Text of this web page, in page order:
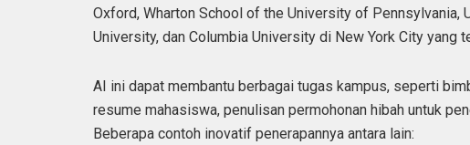
Oxford, Wharton School of the University of Pennsylvania,
University, dan Columbia University di New York City yang
AI ini dapat membantu berbagai tugas kampus, seperti
resume mahasiswa, penulisan permohonan hibah untuk
Beberapa contoh inovatif penerapannya antara lain: